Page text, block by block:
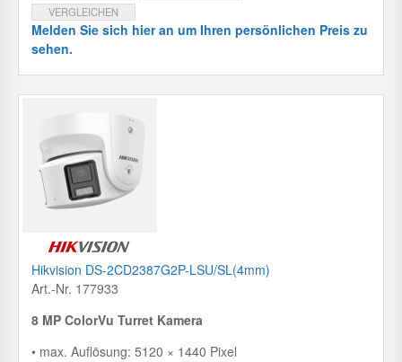
VERGLEICHEN
Melden Sie sich hier an um Ihren persönlichen Preis zu
sehen.
Hikvision DS-2CD2387G2P-LSU/SL(4mm)
Art.-Nr. 177933
8 MP ColorVu Turret Kamera
• max. Auflösung: 5120 × 1440 Pixel